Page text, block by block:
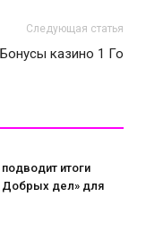
Следующая статья
Бонусы казино 1 Го
итоги
Добрых дел» для